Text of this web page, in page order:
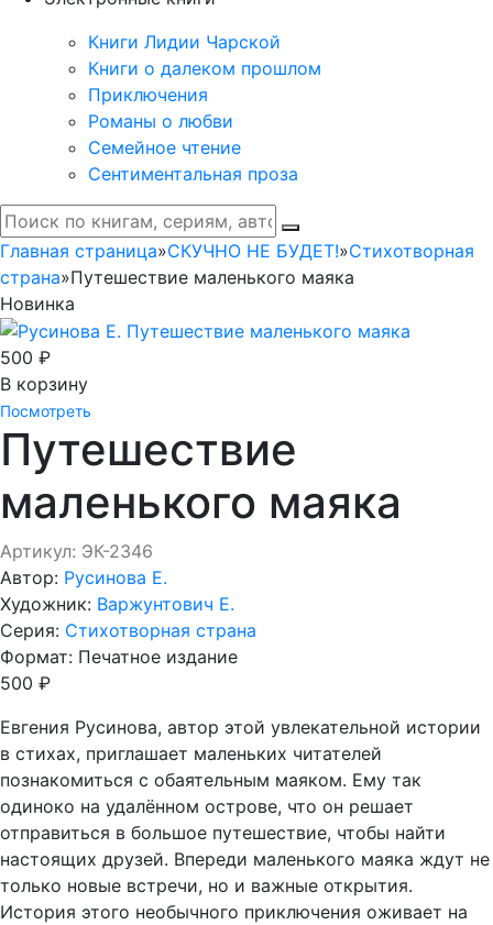
Книги Лидии Чарской
Книги о далеком прошлом
Приключения
Романы о любви
Семейное чтение
Сентиментальная проза
Главная страница»СКУЧНО НЕ БУДЕТ!»Стихотворная
страна»Путешествие маленького маяка
Новинка
500 ₽
В корзину
Посмотреть
Путешествие
маленького маяка
Артикул: ЭК-2346
Автор: Русинова Е.
Художник: Варжунтович Е.
Серия: Стихотворная страна
Формат: Печатное издание
500 ₽
Евгения Русинова, автор этой увлекательной истории
в стихах, приглашает маленьких читателей
познакомиться с обаятельным маяком. Ему так
одиноко на удалённом острове, что он решает
отправиться в большое путешествие, чтобы найти
настоящих друзей. Впереди маленького маяка ждут не
только новые встречи, но и важные открытия.
История этого необычного приключения оживает на